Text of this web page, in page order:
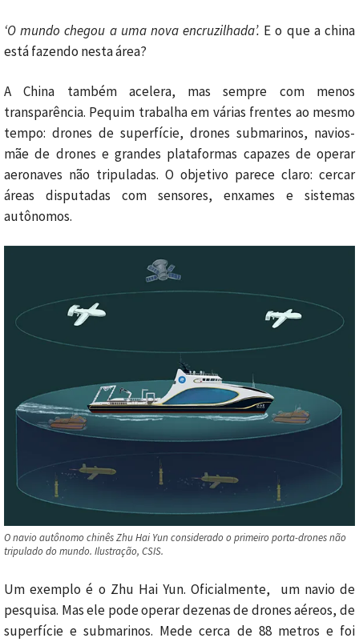
‘O mundo chegou a uma nova encruzilhada’. E o que a china
está fazendo nesta área?
A China também acelera, mas sempre com menos
transparência. Pequim trabalha em várias frentes ao mesmo
tempo: drones de superfície, drones submarinos, navios-
mãe de drones e grandes plataformas capazes de operar
aeronaves não tripuladas. O objetivo parece claro: cercar
áreas disputadas com sensores, enxames e sistemas
autônomos.
O navio autônomo chinês Zhu Hai Yun considerado o primeiro porta-drones não
tripulado do mundo. Ilustração, CSIS.
Um exemplo é o Zhu Hai Yun. Oficialmente, um navio de
pesquisa. Mas ele pode operar dezenas de drones aéreos, de
superfície e submarinos. Mede cerca de 88 metros e foi